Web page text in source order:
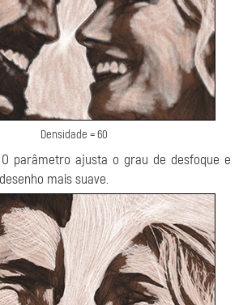
Densidade = 60
O parâmetro ajusta o grau de desfoque e
mais suave.